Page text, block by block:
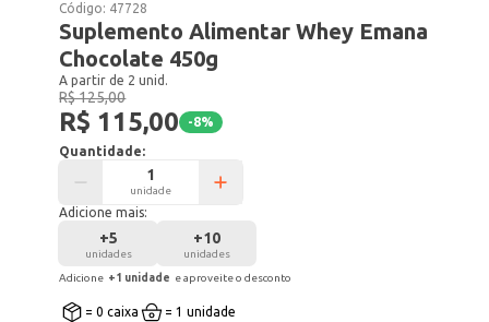
Código: 47728
Suplemento Alimentar Whey Emana
Chocolate 450g
A partir de 2 unid.
R$ 125,00
R$ 115,00 -8%
Quantidade:
unidade
Adicione mais:
+5
unidades
+10
unidades
Adicione +1 unidade e aproveite o desconto
= 0 caixa = 1 unidade